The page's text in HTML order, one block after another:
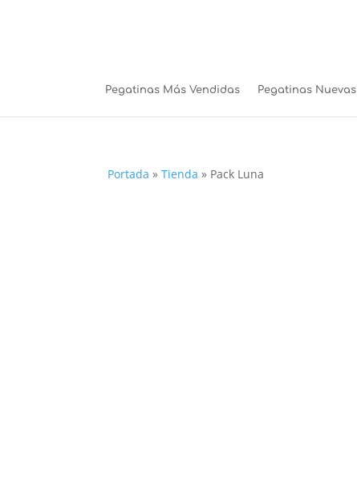
Pegatinas Más Vendidas Pegatinas Nuevas
Portada »Tienda » Pack Luna